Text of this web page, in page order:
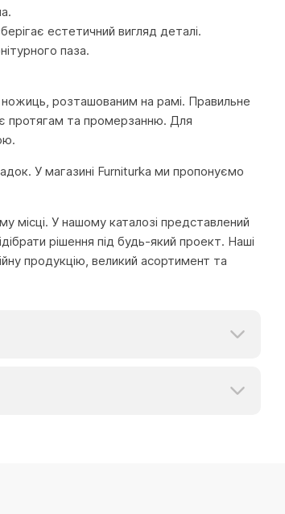
естетичний вигляд деталі.
паза.
розташованим на рамі. Правильне
протягам та промерзанню. Для
У магазині Furniturka ми пропонуємо
місці. У нашому каталозі представлений
рішення під будь-який проект. Наші
продукцію, великий асортимент та